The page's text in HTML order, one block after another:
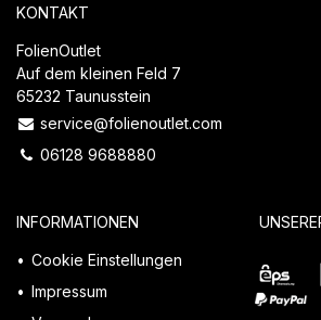
KONTAKT
FolienOutlet
Auf dem kleinen Feld 7
65232 Taunusstein
service@folienoutlet.com
06128 9688880
INFORMATIONEN
Cookie Einstellungen
Impressum